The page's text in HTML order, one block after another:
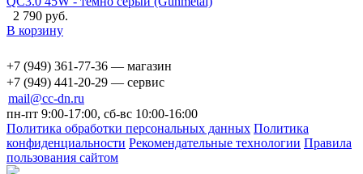
2 790 руб.
В корзину
+7 (949) 361-77-36 — магазин
+7 (949) 441-20-29 — сервис
mail@cc-dn.ru
пн-пт 9:00-17:00, сб-вс 10:00-16:00
Политика обработки персональных данных Политика
конфиденциальности Рекомендательные технологии Правила
пользования сайтом